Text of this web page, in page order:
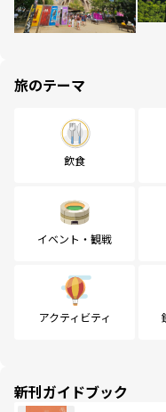
旅のテーマ
飲食
イベント・観戦
アクティビティ
新刊ガイドブック